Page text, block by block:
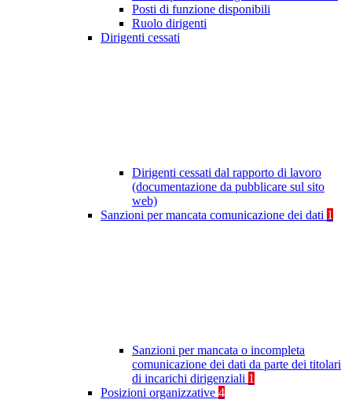
Posti di funzione disponibili
Ruolo dirigenti
Dirigenti cessati
Dirigenti cessati dal rapporto di lavoro
(documentazione da pubblicare sul sito
web)
Sanzioni per mancata comunicazione dei dati 1
Sanzioni per mancata o incompleta
comunicazione dei dati da parte dei titolari
di incarichi dirigenziali 1
Posizioni organizzative 4